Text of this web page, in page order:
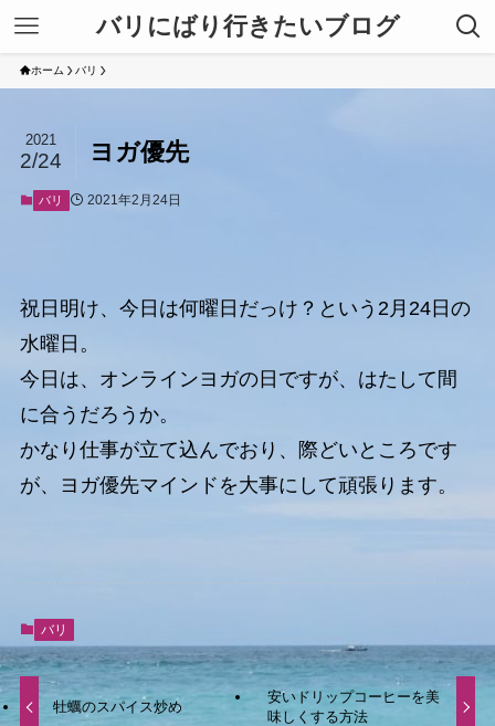
バリにばり行きたいブログ
ホーム バリ
ヨガ優先
2021
2/24
バリ 2021年2月24日
祝日明け、今日は何曜日だっけ？という2月24日の
水曜日。
今日は、オンラインヨガの日ですが、はたして間
に合うだろうか。
かなり仕事が立て込んでおり、際どいところです
が、ヨガ優先マインドを大事にして頑張ります。
バリ
牡蠣のスパイス炒め
安いドリップコーヒーを美
味しくする方法